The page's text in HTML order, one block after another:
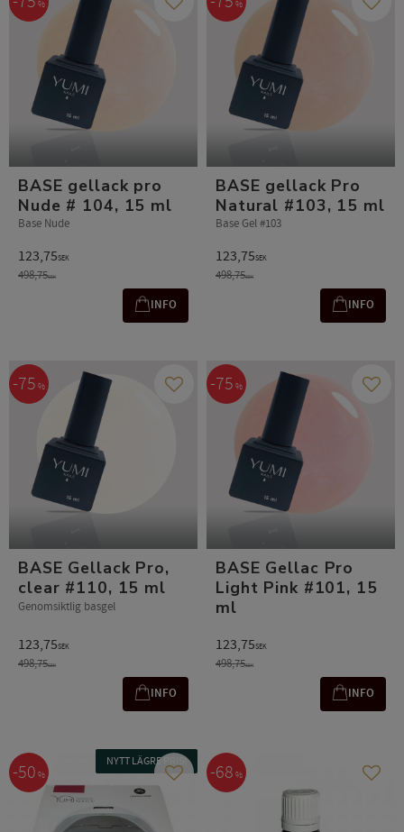
BASE gellack pro
Nude # 104, 15 ml
Base Nude
123,75SEK
498,75SEK
% Add to favorites
INFO
BASE gellack Pro
Natural #103, 15 ml
Base Gel #103
123,75SEK
498,75SEK
% Add
INFO
BASE Gellack Pro,
clear #110, 15 ml
Genomsiktlig basgel
123,75SEK
498,75SEK
75 % Add to favorites
INFO
BASE Gellac Pro
Light Pink #101, 15
ml
123,75SEK
498,75SEK
75 % Add
INFO
50 %
NYTT LÄGRE PRIS!
Add to favorites
68 % Add